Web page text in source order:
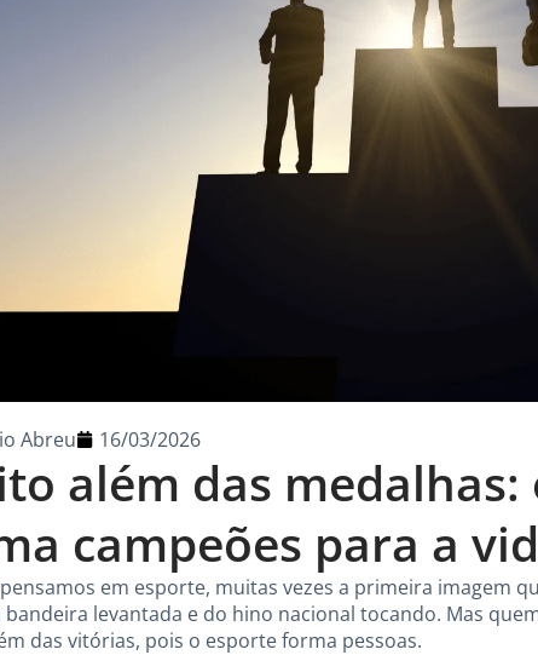
além das medalhas:
campeões para a
Abreu 16/03/2026
em esporte, muitas vezes a primeira imagem
bandeira levantada e do hino nacional tocando. Mas
das vitórias, pois o esporte forma pessoas.